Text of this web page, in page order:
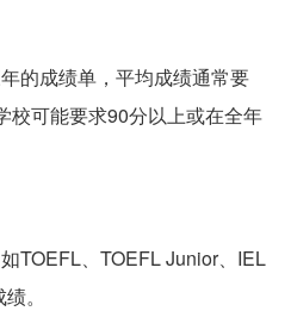
的成绩单，平均成绩通常要
校可能要求90分以上或在全年
TOEFL、TOEFL Junior、IEL
。